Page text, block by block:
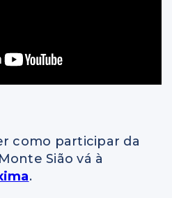
como participar da
Sião vá à
.